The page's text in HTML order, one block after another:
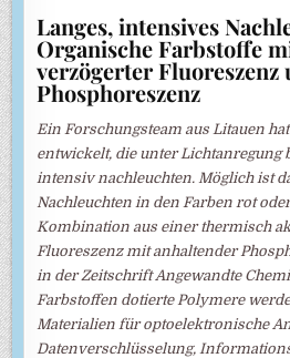
Langes, intensives
Organische Farbstoffe
verzögerter Fluoreszenz
Phosphoreszenz
Ein Forschungsteam aus Litauen
entwickelt, die unter Lichtanregung
intensiv nachleuchten. Möglich ist
Nachleuchten in den Farben rot
Kombination aus einer thermisch
Fluoreszenz mit anhaltender
in der Zeitschrift Angewandte
Farbstoffen dotierte Polymere
Materialien für optoelektronische
Datenverschlüsselung,